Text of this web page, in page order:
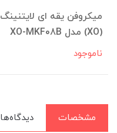
ایکس او
120
مشخصات دیدگاه‌ها